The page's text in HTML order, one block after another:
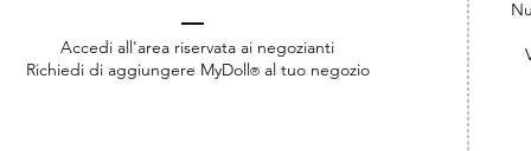
Accedi all'area riservata ai negozianti
Richiedi di aggiungere MyDoll®al tuo negozio